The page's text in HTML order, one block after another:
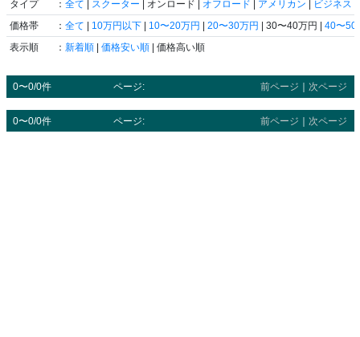
タイプ
： 全て | スクーター | オンロード | オフロード | アメリカン | ビジネス
価格帯
： 全て | 10万円以下 | 10〜20万円 | 20〜30万円 | 30〜40万円 | 40〜50
表示順
： 新着順 | 価格安い順 | 価格高い順
0〜0/0件 ページ: 前ページ 次ページ
0〜0/0件 ページ: 前ページ ｜ 次ページ